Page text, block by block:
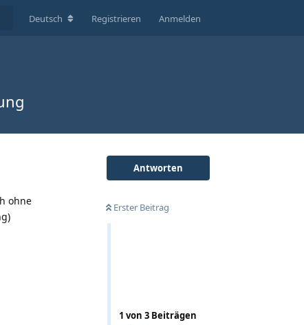
Deutsch Registrieren Anmelden
Antworten
Erster Beitrag
1 von 3 Beiträgen
ohne